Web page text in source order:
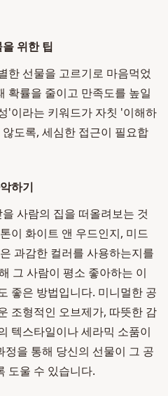
위한 팁
한 선물을 고르기로 마음먹었
확률을 줄이고 만족도를 높일
'이라는 키워드가 자칫 '이해하
도록, 세심한 접근이 필요합
하기
사람의 집을 떠올려보는 것
이 화이트 앤 우드인지, 미드
과감한 컬러를 사용하는지를
그 사람이 평소 좋아하는 이
좋은 방법입니다. 미니멀한 공
조형적인 오브제가, 따뜻한 감
텍스타일이나 세라믹 소품이
을 통해 당신의 선물이 그 공
도울 수 있습니다.